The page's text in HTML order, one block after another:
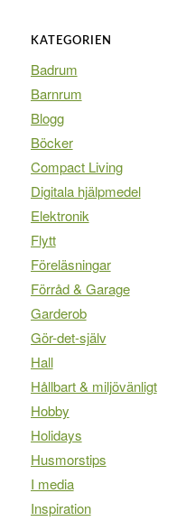
KATEGORIEN
Badrum
Barnrum
Blogg
Böcker
Compact Living
Digitala hjälpmedel
Elektronik
Flytt
Föreläsningar
Förråd & Garage
Garderob
Gör-det-själv
Hall
Hållbart & miljövänligt
Hobby
Holidays
Husmorstips
I media
Inspiration